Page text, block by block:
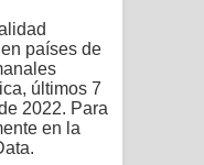
países de
últimos 7
2022. Para
en la